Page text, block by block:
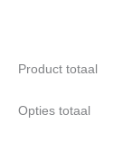
Product totaal
Opties totaal